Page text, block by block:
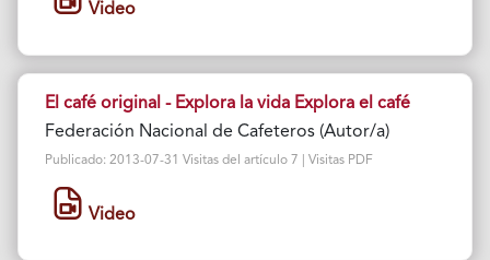
Video
El café original - Explora la vida Explora el café
Federación Nacional de Cafeteros (Autor/a)
Publicado: 2013-07-31 Visitas del artículo 7 | Visitas PDF
Video